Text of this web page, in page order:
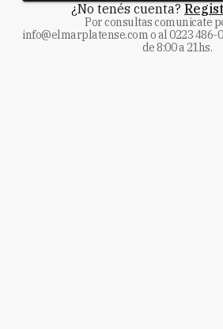
¿No tenés cuenta?
Por consultas comunicate
info@elmarplatense.como al0223 486-
de 8:00 a 21hs.